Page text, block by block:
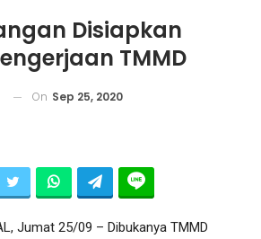
Disiapkan
TMMD
On Sep 25, 2020
Jumat 25/09 – Dibukanya TMMD